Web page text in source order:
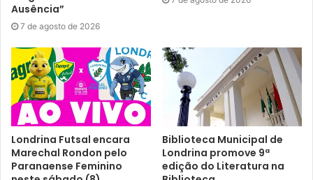
Basketball no ano anterior.
Renato contou sobre as diferenças dos campeonatos que
os jogadores estão acostumados a disputar para um de
nível nacional, como este. “Nas questões físicas e de
posicionamento defensivo, o ritmo é outro. Quem disputa
um campeonato com esse nível volta com outra leitura de
Ausência”
7 de agosto de 2026
Londrina Futsal encara
Marechal Rondon pelo
Paranaense Feminino
Biblioteca Municipal de
Londrina promove 9ª
edição do Literatura na